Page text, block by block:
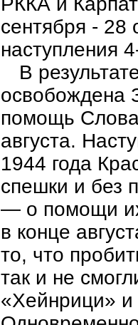
сентября - 28
наступления
В
освобождена
помощь
августа.
1944 года
спешки и без
— о помощи их
в конце
то, что
так и не
«Хейнрици» и